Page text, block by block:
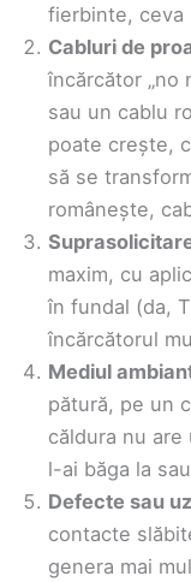
fierbinte, ceva
Cabluri de
încărcător „no
sau un cablu
poate crește,
să se
românește,
maxim, cu
în fundal (da,
încărcătorul
Mediul
pătură, pe un
căldura nu are
l-ai băga la
Defecte sau
contacte
genera mai